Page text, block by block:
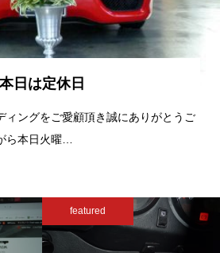
本日は定休日
ィングをご愛顧頂き誠にありがとうご
ら本日火曜…
featured